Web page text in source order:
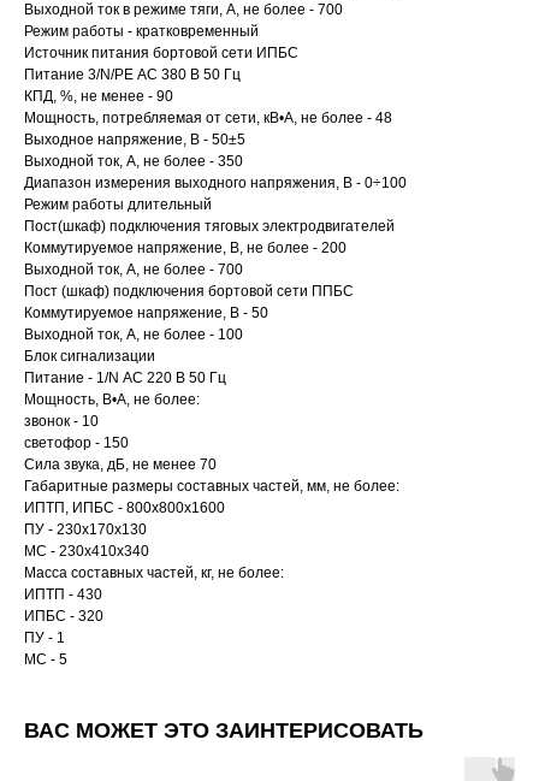
Выходной ток в режиме тяги, А, не более - 700
Режим работы - кратковременный
Источник питания бортовой сети ИПБС
Питание 3/N/РЕ АС 380 В 50 Гц
КПД, %, не менее - 90
Мощность, потребляемая от сети, кВ•А, не более - 48
Выходное напряжение, В - 50±5
Выходной ток, А, не более - 350
Диапазон измерения выходного напряжения, В - 0÷100
Режим работы длительный
Пост(шкаф) подключения тяговых электродвигателей
Коммутируемое напряжение, В, не более - 200
Выходной ток, А, не более - 700
Пост (шкаф) подключения бортовой сети ППБС
Коммутируемое напряжение, В - 50
Выходной ток, А, не более - 100
Блок сигнализации
Питание - 1/N АС 220 В 50 Гц
Мощность, В•А, не более:
звонок - 10
светофор - 150
Сила звука, дБ, не менее 70
Габаритные размеры составных частей, мм, не более:
ИПТП, ИПБС - 800х800х1600
ПУ - 230х170х130
МС - 230х410х340
Масса составных частей, кг, не более:
ИПТП - 430
ИПБС - 320
ПУ - 1
МС - 5
ВАС МОЖЕТ ЭТО ЗАИНТЕРИСОВАТЬ